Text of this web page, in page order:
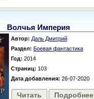
Волчья Империя
Автор: Даль Дмитрий
Раздел: Боевая фантастика
Год: 2014
Страниц: 103
Дата добавления: 26-07-2020
Читать Подробнее